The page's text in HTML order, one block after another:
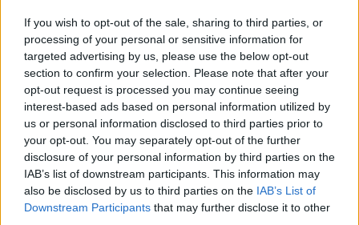
If you wish to opt-out of the sale, sharing to third parties, or
processing of your personal or sensitive information for
targeted advertising by us, please use the below opt-out
section to confirm your selection. Please note that after your
opt-out request is processed you may continue seeing
interest-based ads based on personal information utilized by
us or personal information disclosed to third parties prior to
your opt-out. You may separately opt-out of the further
disclosure of your personal information by third parties on the
IAB’s list of downstream participants. This information may
also be disclosed by us to third parties on the IAB’s List of
Downstream Participants that may further disclose it to other
ÖT Maribor
Maribor
SZARKA KÁROLY 1
Trieszt vagy Trst, Ljubljana vagy
Laibach? | Balkáni képeslapok, 3. rész
A Balkánt az utóbbi néhány évben szerettem